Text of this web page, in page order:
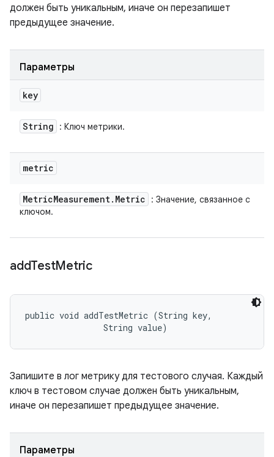
должен быть уникальным, иначе он перезапишет
предыдущее значение.
Параметры
key
String : Ключ метрики.
metric
MetricMeasurement. Metric
: Значение, связанное с
ключом.
addTestMetric
public void addTestMetric (String key,
                String value)
Запишите в лог метрику для тестового случая. Каждый
ключ в тестовом случае должен быть уникальным,
иначе он перезапишет предыдущее значение.
Параметры